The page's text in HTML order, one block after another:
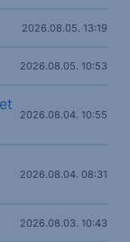
2026.08.05. 13:19
2026.08.05. 10:53
2026.08.04. 10:55
2026.08.04. 08:31
2026.08.03. 10:43